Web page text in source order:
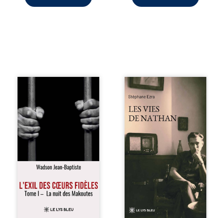
« Une nuit suffit
parfois pour briser
une famille… mais
certaines fidélités
traversent les
années. » Haïti,
sous la dictature
des Duvalier. La
peur s’étend
jusque dans les
villages les plus
reculés. À Bainet,
Jean-Joël Joli
mène une
avec sa famille.
Les vies de
Nathan est un
né en trois jours,
au printemps
2026. Pour la
première fois,
Stéphane Ezra,
médium, a pu
communiquer
avec son père,
disparu depuis
plus de vingt ans
et qu’il n’a jamais
connu. De ce
dialogue par-delà